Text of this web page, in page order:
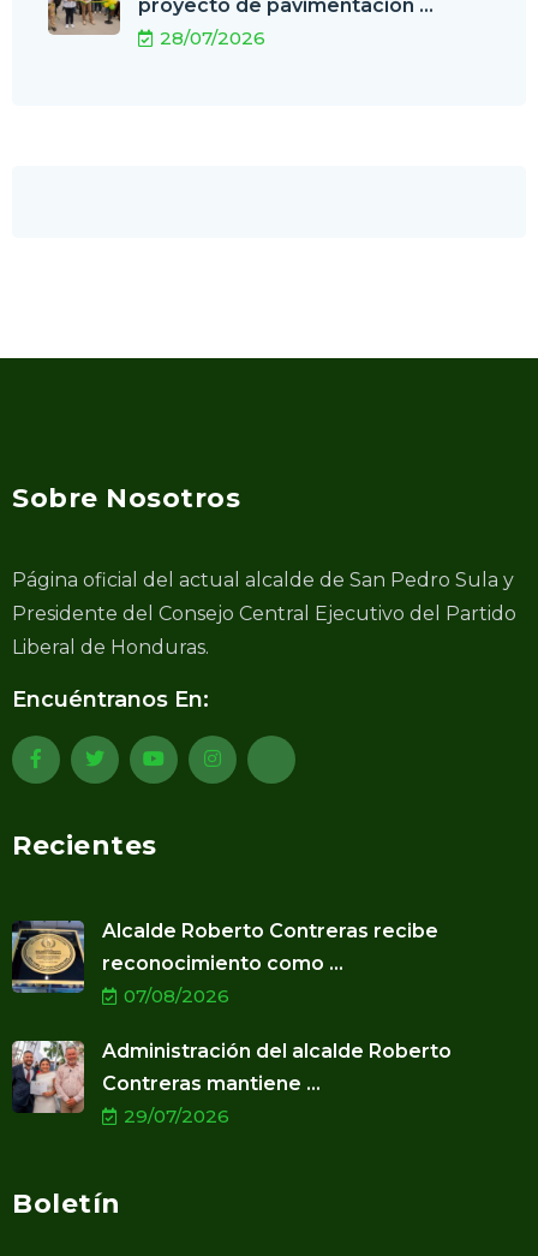
proyecto de pavimentación ...
28/07/2026
Sobre Nosotros
Página oficial del actual alcalde de San Pedro Sula y
Presidente del Consejo Central Ejecutivo del Partido
Liberal de Honduras.
Encuéntranos En:
Recientes
Alcalde Roberto Contreras recibe
reconocimiento como ...
07/08/2026
Administración del alcalde Roberto
Contreras mantiene ...
29/07/2026
Boletín